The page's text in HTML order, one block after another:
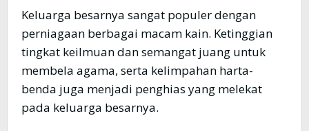
Keluarga besarnya sangat populer dengan
perniagaan berbagai macam kain. Ketinggian
tingkat keilmuan dan semangat juang untuk
membela agama, serta kelimpahan harta-
benda juga menjadi penghias yang melekat
pada keluarga besarnya.